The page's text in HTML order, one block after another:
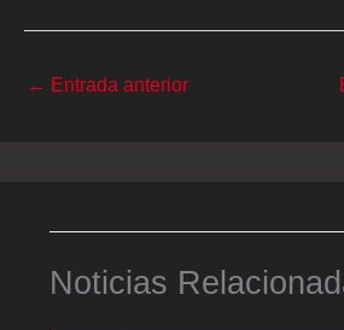
← Entrada anterior
Noticias